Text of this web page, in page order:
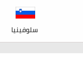
سلوفينيا